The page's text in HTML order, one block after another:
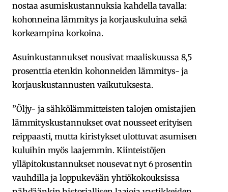
nostaa asumiskustannuksia kahdella tavalla:
kohonneina lämmitys ja korjauskuluina sekä
korkeampina korkoina.
Asuinkustannukset nousivat maaliskuussa 8,5
prosenttia etenkin kohonneiden lämmitys- ja
korjauskustannusten vaikutuksesta.
”Öljy- ja sähkölämmitteisten talojen omistajien
lämmityskustannukset ovat nousseet erityisen
reippaasti, mutta kiristykset ulottuvat asumisen
kuluihin myös laajemmin. Kiinteistöjen
ylläpitokustannukset nousevat nyt 6 prosentin
vauhdilla ja loppukevään yhtiökokouksissa